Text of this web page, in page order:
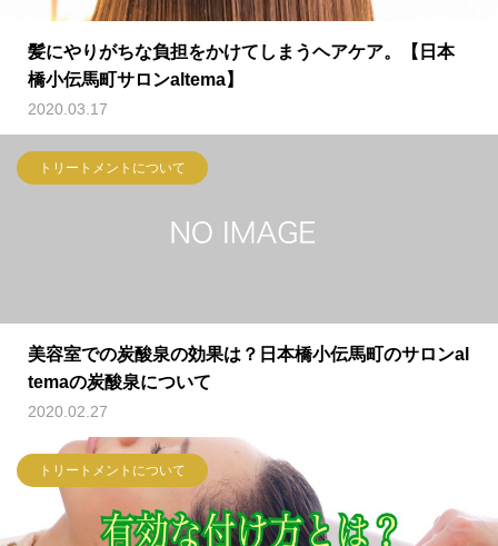
髪にやりがちな負担をかけてしまうヘアケア。【日本
橋小伝馬町サロンaltema】
2020.03.17
トリートメントについて
美容室での炭酸泉の効果は？日本橋小伝馬町のサロンal
temaの炭酸泉について
2020.02.27
トリートメントについて